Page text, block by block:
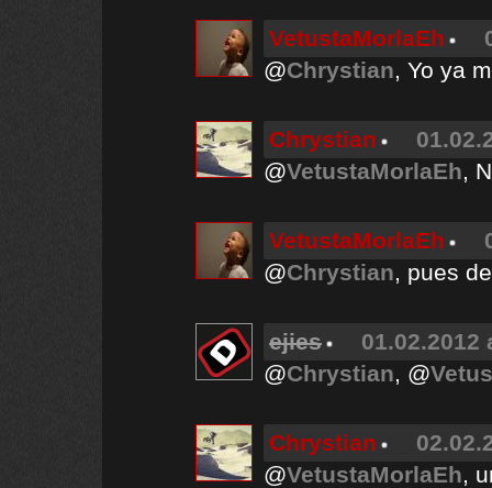
VetustaMorlaEh
@Chrystian, Yo ya
Chrystian
@VetustaMorlaEh,
VetustaMorlaEh
@Chrystian, pues
ejies
01.02.2012
@Chrystian, @
Chrystian
@VetustaMorlaEh,